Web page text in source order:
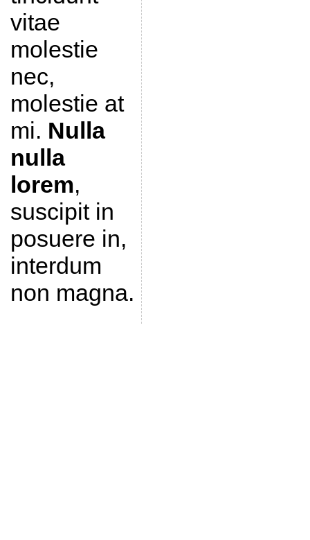
vitae
molestie
nec,
molestie at
mi. Nulla
nulla
lorem,
suscipit in
posuere in,
interdum
non magna.